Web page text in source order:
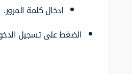
إدخال كلمة المرور.
الضغط على تسجيل